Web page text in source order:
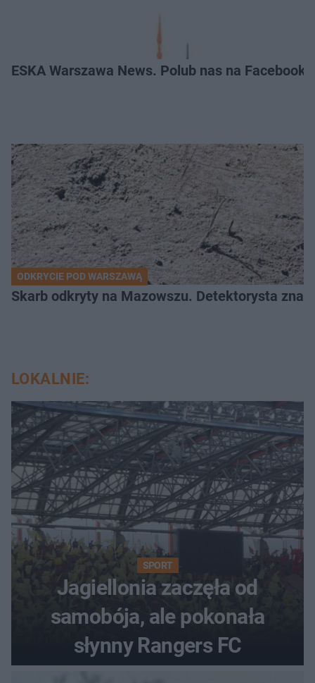
ESKA Warszawa News. Polub nas na
ODKRYCIE POD WARSZAWĄ
Skarb odkryty na Mazowszu. Detektorysta
LOKALNIE:
SPORT
Jagiellonia zaczęła od
samobója, ale pokonała
słynny Rangers FC